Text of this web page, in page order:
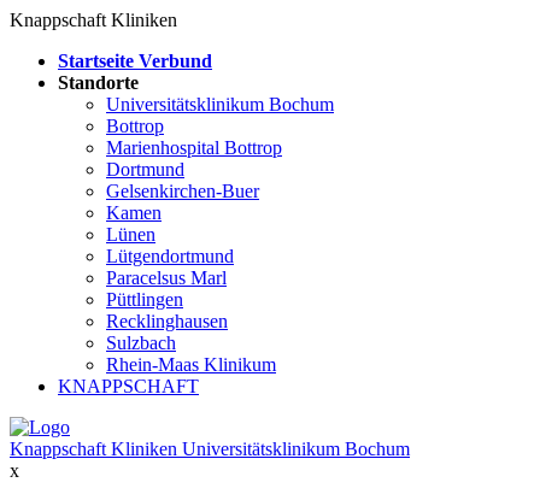
Knappschaft Kliniken
Startseite Verbund
Standorte
Universitätsklinikum Bochum
Bottrop
Marienhospital Bottrop
Dortmund
Gelsenkirchen-Buer
Kamen
Lünen
Lütgendortmund
Paracelsus Marl
Püttlingen
Recklinghausen
Sulzbach
Rhein-Maas Klinikum
KNAPPSCHAFT
Knappschaft Kliniken Universitätsklinikum Bochum
x